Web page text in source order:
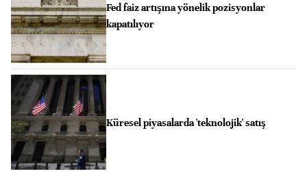
Fed faiz artışına yönelik pozisyonlar
kapatılıyor
Küresel piyasalarda 'teknolojik' satış